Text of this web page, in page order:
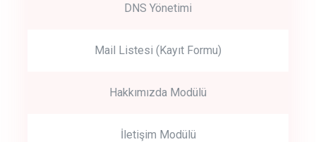
DNS Yönetimi
Mail Listesi (Kayıt Formu)
Hakkımızda Modülü
İletişim Modülü